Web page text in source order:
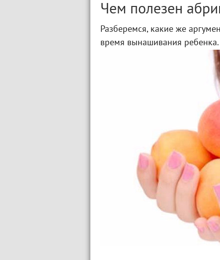
Чем полезен
Разберемся, какие же
время вынашивания ребенка.